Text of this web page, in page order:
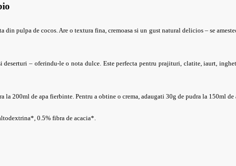
din pulpa de cocos. Are o textura fina, cremoasa si un gust natural delicios – se
deserturi – oferindu-le o nota dulce. Este perfecta pentru prajituri, clatite, iaurt,
la 200ml de apa fierbinte. Pentru a obtine o crema, adaugati 30g de pudra la 150ml de
0.5% fibra de acacia*.